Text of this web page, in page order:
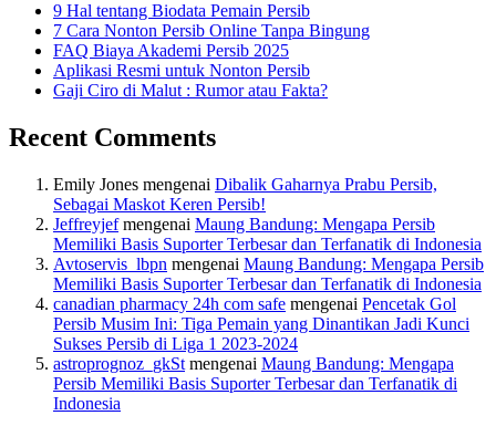
9 Hal tentang Biodata Pemain Persib
7 Cara Nonton Persib Online Tanpa Bingung
FAQ Biaya Akademi Persib 2025
Aplikasi Resmi untuk Nonton Persib
Gaji Ciro di Malut : Rumor atau Fakta?
Recent Comments
Emily Jones mengenai Dibalik Gaharnya Prabu Persib,
Sebagai Maskot Keren Persib!
Jeffreyjefmengenai Maung Bandung: Mengapa Persib
Memiliki Basis Suporter Terbesar dan Terfanatik di Indonesia
Avtoservis_lbpn mengenai Maung Bandung: Mengapa Persib
Memiliki Basis Suporter Terbesar dan Terfanatik di Indonesia
canadian pharmacy 24h com safe mengenai Pencetak Gol
Persib Musim Ini: Tiga Pemain yang Dinantikan Jadi Kunci
Sukses Persib di Liga 1 2023-2024
astroprognoz_gkSt mengenai Maung Bandung: Mengapa
Persib Memiliki Basis Suporter Terbesar dan Terfanatik di
Indonesia